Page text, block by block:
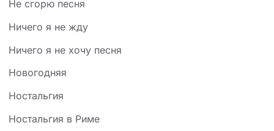
Не сгорю песня
Ничего я не жду
Ничего я не хочу песня
Новогодняя
Ностальгия
Ностальгия в Риме